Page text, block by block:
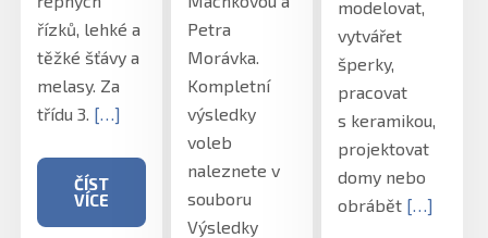
řízků, lehké a
těžké šťávy a
melasy. Za
třídu 3. […]
ČÍST
VÍCE
Petra
Morávka.
Kompletní
výsledky
voleb
naleznete v
souboru
Výsledky
modelovat,
vytvářet
šperky,
pracovat
s keramikou,
projektovat
domy nebo
obrábět […]